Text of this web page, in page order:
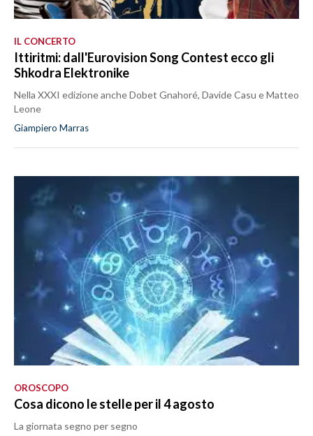
IL CONCERTO
Ittiritmi: dall'Eurovision Song Contest ecco gli
Shkodra Elektronike
Nella XXXI edizione anche Dobet Gnahoré, Davide Casu e Matteo
Leone
Giampiero Marras
OROSCOPO
Cosa dicono le stelle per il 4 agosto
La giornata segno per segno